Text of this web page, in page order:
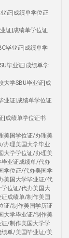
证|成绩单学位证
证|成绩单学位证
毕业证|成绩单学
毕业证|成绩单学
大学SBU毕业证|成
业证|成绩单学位证
|成绩单学位证书
美国学位证/办理美
办理美国大学毕业
大学学位证/办理美
业证成绩单/代办
学位证/代办美国学
美国大学毕业证/代
位证/代办美国大
成绩单/制作美国
证/制作美国学历证
大学毕业证/制作美
/制作美国大学学
绩单/美国毕业证/美